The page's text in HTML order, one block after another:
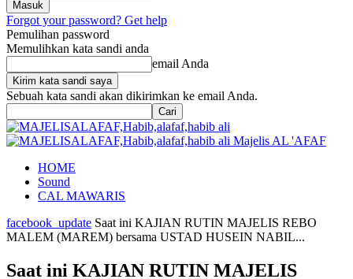
Forgot your password? Get help
Pemulihan password
Memulihkan kata sandi anda
email Anda
Sebuah kata sandi akan dikirimkan ke email Anda.
Majelis AL 'AFAF
HOME
Sound
CAL MAWARIS
facebook_update Saat ini KAJIAN RUTIN MAJELIS REBO
MALEM (MAREM) bersama USTAD HUSEIN NABIL...
Saat ini KAJIAN RUTIN MAJELIS